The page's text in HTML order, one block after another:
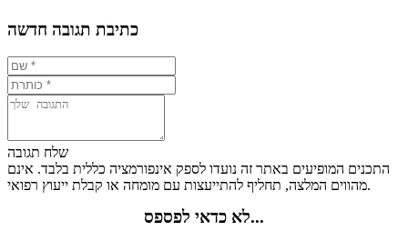
כתיבת תגובה חדשה
שלח תגובה
התכנים המופיעים באתר זה נועדו לספק אינפורמציה כללית בלבד. אינם
מהווים המלצה, תחליף להתייעצות עם מומחה או קבלת ייעוץ רפואי.
לא כדאי לפספס...